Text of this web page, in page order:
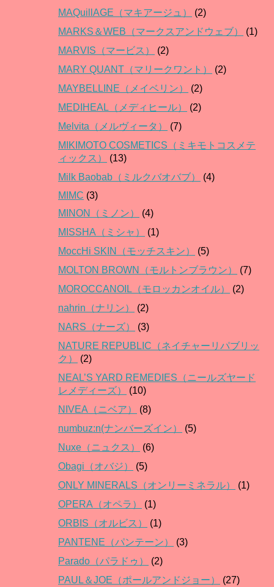
MAQuillAGE（マキアージュ）
(2)
MARKS＆WEB（マークスアンドウェブ）
(1)
MARVIS（マービス）
(2)
MARY QUANT（マリークワント）
(2)
MAYBELLINE（メイベリン）
(2)
MEDIHEAL（メディヒール）
(2)
Melvita（メルヴィータ）
(7)
MIKIMOTO COSMETICS（ミキモトコスメテ
ィックス）
(13)
Milk Baobab（ミルクバオバブ）
(4)
MIMC (3)
MINON（ミノン）
(4)
MISSHA（ミシャ）
(1)
MoccHi SKIN（モッチスキン）
(5)
MOLTON BROWN（モルトンブラウン）
(7)
MOROCCANOIL（モロッカンオイル）
(2)
nahrin（ナリン）
(2)
NARS（ナーズ）
(3)
NATURE REPUBLIC（ネイチャーリパブリッ
ク）
(2)
NEAL’S YARD REMEDIES（ニールズヤード
レメディーズ）
(10)
NIVEA（ニベア）
(8)
numbuz:n(ナンバーズイン）
(5)
Nuxe（ニュクス）
(6)
Obagi（オバジ）
(5)
ONLY MINERALS（オンリーミネラル）
(1)
OPERA（オペラ）
(1)
ORBIS（オルビス）
(1)
PANTENE（パンテーン）
(3)
Parado（パラドゥ）
(2)
PAUL＆JOE（ポールアンドジョー）
(27)